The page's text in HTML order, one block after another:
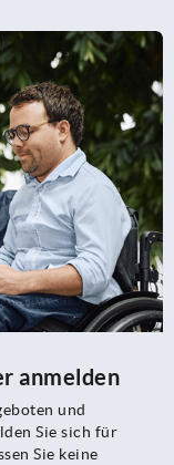
anmelden
und
Sie sich für
Sie keine